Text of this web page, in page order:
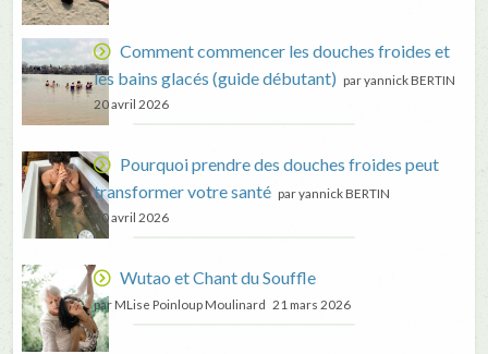
Comment commencer les douches froides et
les bains glacés (guide débutant) par yannick BERTIN
20 avril 2026
Pourquoi prendre des douches froides peut
transformer votre santé par yannick BERTIN
20 avril 2026
Wutao et Chant du Souffle
par MLise Poinloup Moulinard 21 mars 2026